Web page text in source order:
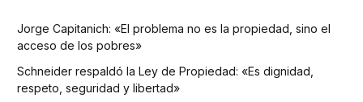
Jorge Capitanich: «El problema no es la propiedad, sino el
acceso de los pobres»
Schneider respaldó la Ley de Propiedad: «Es dignidad,
respeto, seguridad y libertad»